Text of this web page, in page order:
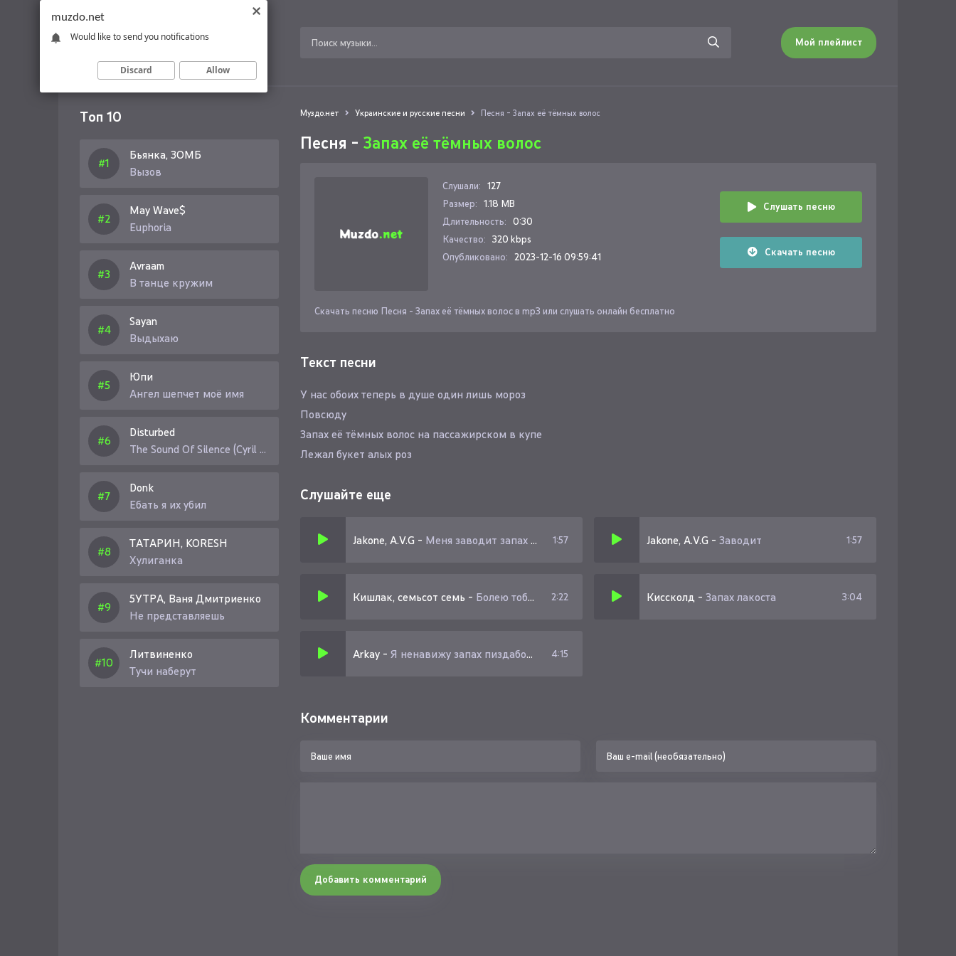
Мой плейлист
Топ 10
Бьянка, ЗОМБ
Вызов
May Wave$
Euphoria
Avraam
В танце кружим
Sayan
Выдыхаю
Юпи
Ангел шепчет моё имя
Disturbed
The Sound Of Silence (Cyril Riley Remix)
Donk
Ебать я их убил
ТАТАРИН, KORESH
Хулиганка
5УТРА, Ваня Дмитриенко
Не представляешь
Литвиненко
Тучи наберут
Муздо.нет Украинские и русские песни Песня - Запах её тёмных волос
Песня - Запах её тёмных волос
Слушали: 127
Размер: 1.18 MB
Длительность: 0:30
Качество: 320 kbps
Опубликовано: 2023-12-16 09:59:41
Слушать песню
Скачать песню
Скачать песню Песня - Запах её тёмных волос в mp3 или слушать онлайн бесплатно
Текст песни
У нас обоих теперь в душе один лишь мороз
Повсюду
Запах её тёмных волос на пассажирском в купе
Лежал букет алых роз
Слушайте еще
Jakone, A.V.G - Меня заводит запах её волос как так 1:57 Jakone, A.V.G -Заводит 1:57
Кишлак, семьсот семь - Болею тобой 2:22 Киссколд -Запах лакоста 3:04
Arkay - Я ненавижу запах пиздабольства 4:15
Комментарии
Добавить комментарий
muzdo.net
Would like to send you notifications
Discard Allow